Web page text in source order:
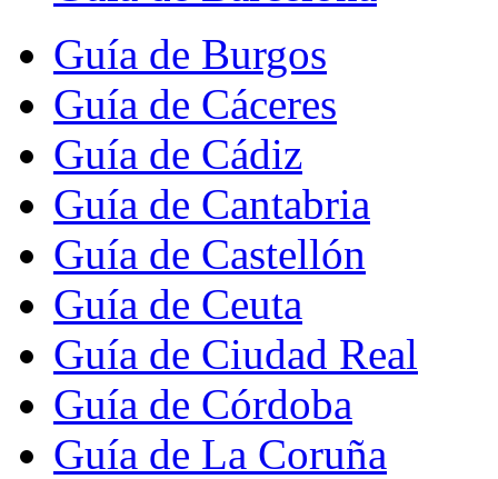
Guía de Burgos
Guía de Cáceres
Guía de Cádiz
Guía de Cantabria
Guía de Castellón
Guía de Ceuta
Guía de Ciudad Real
Guía de Córdoba
Guía de La Coruña